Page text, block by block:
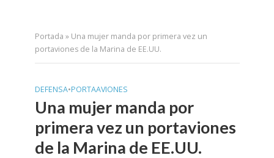
Portada » Una mujer manda por primera vez un
portaviones de la Marina de EE.UU.
DEFENSA•PORTAAVIONES
Una mujer manda por
primera vez un portaviones
de la Marina de EE.UU.